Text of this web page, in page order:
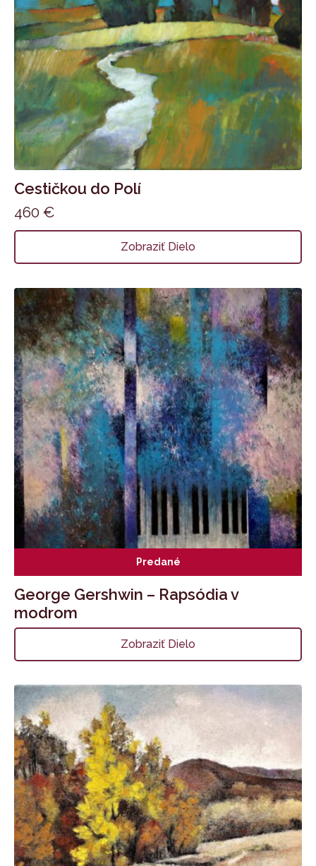
Cestičkou do Polí
460 €
Zobraziť Dielo
Predané
George Gershwin – Rapsódia v
modrom
Zobraziť Dielo